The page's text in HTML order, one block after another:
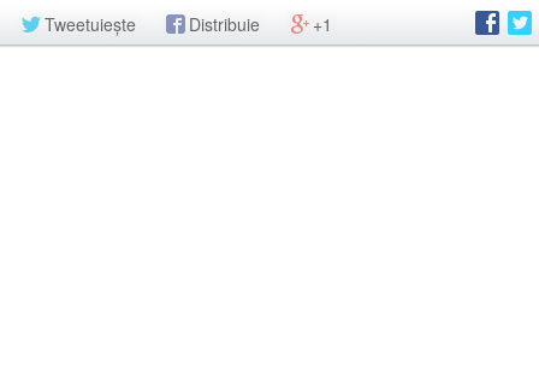
Tweetuiește Distribuie +1